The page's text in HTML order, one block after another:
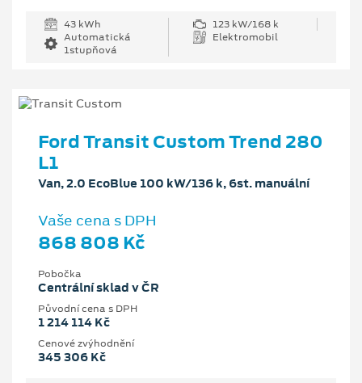
43 kWh
123 kW/168 k
Automatická
1stupňová
Elektromobil
Ford Transit Custom Trend 280
L1
Van, 2.0 EcoBlue 100 kW/136 k, 6st. manuální
Vaše cena s DPH
868 808 Kč
Pobočka
Centrální sklad v ČR
Původní cena s DPH
1 214 114 Kč
Cenové zvýhodnění
345 306 Kč